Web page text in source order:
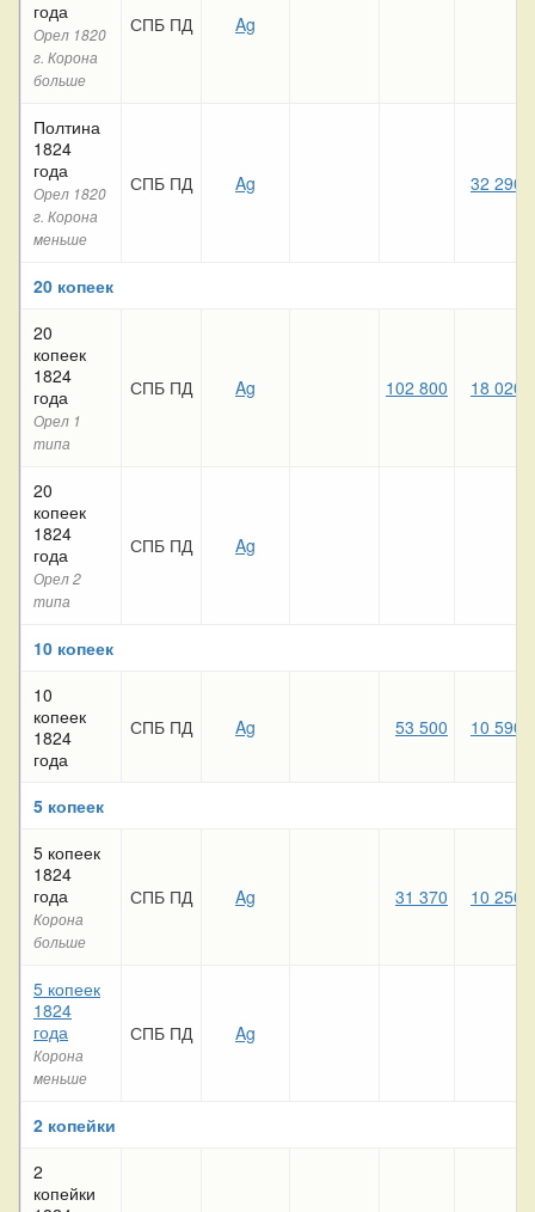
года
Орел 1820
г. Корона
больше
СПБ ПД Ag
Полтина
1824
года
Орел 1820
г. Корона
меньше
СПБ ПД Ag 32 290
20 копеек
20
копеек
1824
года
Орел 1
типа
СПБ ПД Ag 102 800 18 020
20
копеек
1824
года
Орел 2
типа
СПБ ПД Ag
10 копеек
10
копеек
1824
года
СПБ ПД Ag 53 500 10 590
5 копеек
5 копеек
1824
года
Корона
больше
СПБ ПД Ag 31 370 10 250
5 копеек
1824
года
Корона
меньше
СПБ ПД Ag
2 копейки
2
копейки